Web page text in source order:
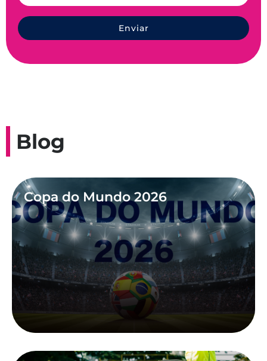
Enviar
Blog
Copa do Mundo 2026